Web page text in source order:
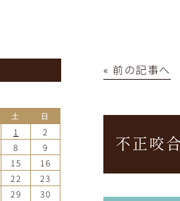
« 前の記事へ
不正咬
土 日
1
2
8
9
15
16
22
23
29
30